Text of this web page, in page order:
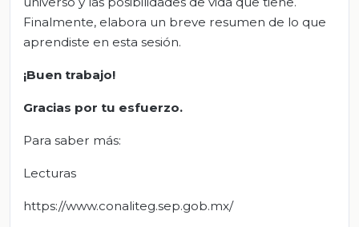
Finalmente, elabora un breve resumen de lo que
aprendiste en esta sesión.
¡Buen trabajo!
Gracias por tu esfuerzo.
Para saber más:
Lecturas
https://www.conaliteg.sep.gob.mx/